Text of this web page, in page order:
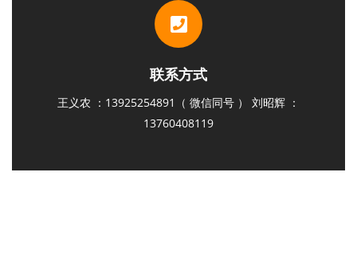
联系方式
王义农 ：13925254891（ 微信同号 ） 刘昭辉 ：
13760408119